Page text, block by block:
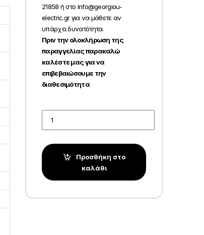
21858 ή στο info@georgiou-
electric.gr για να μάθετε αν
υπάρχει δυνατότητα.
Πριν την ολοκλήρωση της
παραγγελίας παρακαλώ
καλέστε μας για να
επιβεβαιώσουμε την
διαθεσιμότητα
Προσθήκη στο
καλάθι